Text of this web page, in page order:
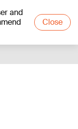
and
Close